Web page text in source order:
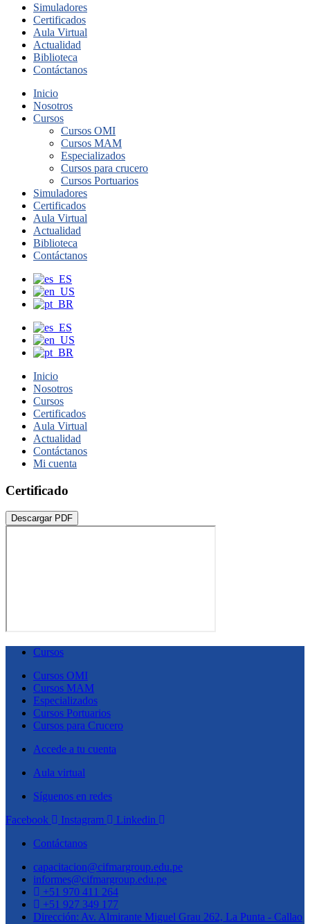
Simuladores
Certificados
Aula Virtual
Actualidad
Biblioteca
Contáctanos
Inicio
Nosotros
Cursos
Cursos OMI
Cursos MAM
Especializados
Cursos para crucero
Cursos Portuarios
Simuladores
Certificados
Aula Virtual
Actualidad
Biblioteca
Contáctanos
Inicio
Nosotros
Cursos
Certificados
Aula Virtual
Actualidad
Contáctanos
Mi cuenta
Certificado
Descargar PDF
Cursos
Cursos OMI
Cursos MAM
Especializados
Cursos Portuarios
Cursos para Crucero
Accede a tu cuenta
Aula virtual
Síguenos en redes
Facebook
Instagram
Linkedin
Contáctanos
capacitacion@cifmargroup.edu.pe
informes@cifmargroup.edu.pe
+51 970 411 264
+51 927 349 177
Dirección: Av. Almirante Miguel Grau 262, La Punta - Callao